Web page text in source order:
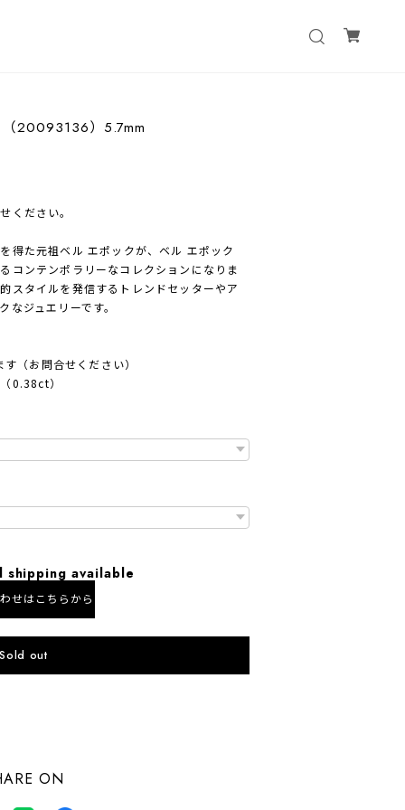
（20093136）5.7mm
ください。
得た元祖ベル エポックが、ベル エポック
コンテンポラリーなコレクションになりま
スタイルを発信するトレンドセッターやア
なジュエリーです。
（お問合せください）
0.38ct）
shipping available
せはこちらから
Sold out
ON